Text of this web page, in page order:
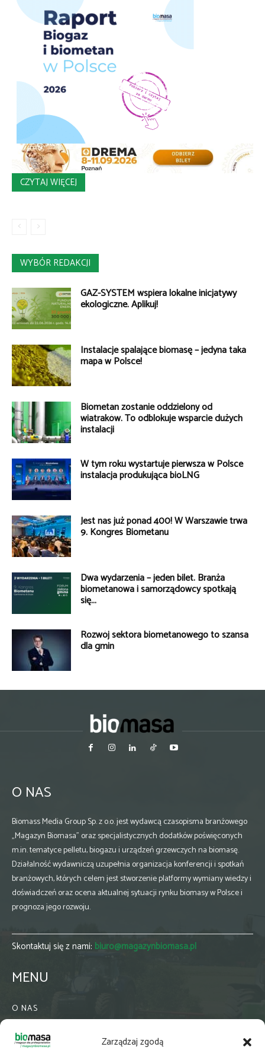
Zarządzaj zgodą
CZYTAJ WIĘCEJ
WYBÓR REDAKCJI
GAZ-SYSTEM wspiera lokalne inicjatywy
ekologiczne. Aplikuj!
Instalacje spalające biomasę – jedyna taka
mapa w Polsce!
Biometan zostanie oddzielony od
wiatraków. To odblokuje wsparcie dużych
instalacji
W tym roku wystartuje pierwsza w Polsce
instalacja produkująca bioLNG
Jest nas już ponad 400! W Warszawie trwa
9. Kongres Biometanu
Dwa wydarzenia – jeden bilet. Branża
biometanowa i samorządowcy spotkają
się...
Rozwój sektora biometanowego to szansa
dla gmin
O NAS
Biomass Media Group Sp. z o.o. jest wydawcą czasopisma branżowego
„Magazyn Biomasa” oraz specjalistycznych dodatków poświęconych
m.in. tematyce pelletu, biogazu i urządzeń grzewczych na biomasę.
Działalność wydawniczą uzupełnia organizacja konferencji i spotkań
branżowych, których celem jest stworzenie platformy wymiany wiedzy i
doświadczeń oraz ocena aktualnej sytuacji rynku biomasy w Polsce i
prognoza jego rozwoju.
Skontaktuj się z nami: biuro@magazynbiomasa.pl
MENU
O NAS
WSPÓŁPRACA